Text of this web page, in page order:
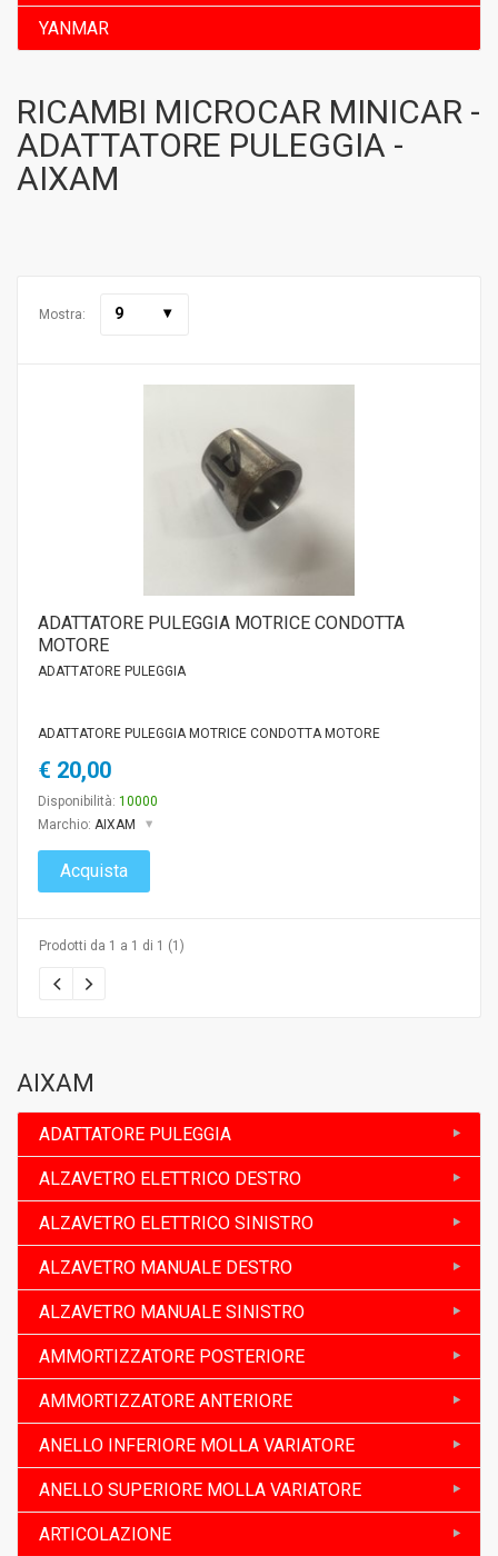
YANMAR
RICAMBI MICROCAR MINICAR -
ADATTATORE PULEGGIA -
AIXAM
Mostra: 9
ADATTATORE PULEGGIA MOTRICE CONDOTTA
MOTORE
ADATTATORE PULEGGIA
ADATTATORE PULEGGIA MOTRICE CONDOTTA MOTORE
€ 20,00
Disponibilità: 10000
Marchio: AIXAM
Acquista
Prodotti da 1 a 1 di 1 (1)
AIXAM
ADATTATORE PULEGGIA
ALZAVETRO ELETTRICO DESTRO
ALZAVETRO ELETTRICO SINISTRO
ALZAVETRO MANUALE DESTRO
ALZAVETRO MANUALE SINISTRO
AMMORTIZZATORE POSTERIORE
AMMORTIZZATORE ANTERIORE
ANELLO INFERIORE MOLLA VARIATORE
ANELLO SUPERIORE MOLLA VARIATORE
ARTICOLAZIONE